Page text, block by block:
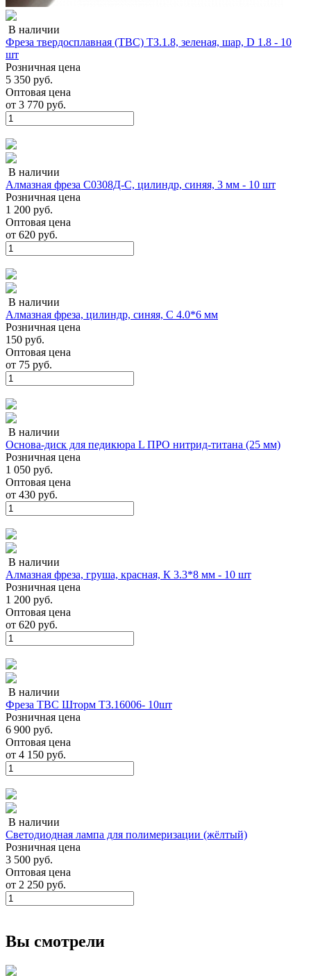
В наличии
Фреза твердосплавная (ТВС) ТЗ.1.8, зеленая, шар, D 1.8 - 10
шт
Розничная цена
5 350 руб.
Оптовая цена
от 3 770 руб.
В наличии
Алмазная фреза С0308Д-С, цилиндр, синяя, 3 мм - 10 шт
Розничная цена
1 200 руб.
Оптовая цена
от 620 руб.
В наличии
Алмазная фреза, цилиндр, синяя, С 4.0*6 мм
Розничная цена
150 руб.
Оптовая цена
от 75 руб.
В наличии
Основа-диск для педикюра L ПРО нитрид-титана (25 мм)
Розничная цена
1 050 руб.
Оптовая цена
от 430 руб.
В наличии
Алмазная фреза, груша, красная, К 3.3*8 мм - 10 шт
Розничная цена
1 200 руб.
Оптовая цена
от 620 руб.
В наличии
Фреза ТВС Шторм ТЗ.16006- 10шт
Розничная цена
6 900 руб.
Оптовая цена
от 4 150 руб.
В наличии
Cветодиодная лампа для полимеризации (жёлтый)
Розничная цена
3 500 руб.
Оптовая цена
от 2 250 руб.
Вы смотрели